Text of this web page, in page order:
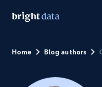
Home Blog authors